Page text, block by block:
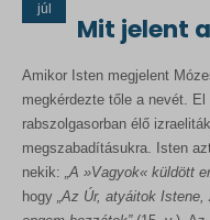
júl
Mit jelent
Amikor Isten megjelent
megkérdezte tőle a nevét.
rabszolgasorban élő
megszabadításukra. Isten
nekik: „A »Vagyok« küldött
hogy „Az Úr, atyáitok